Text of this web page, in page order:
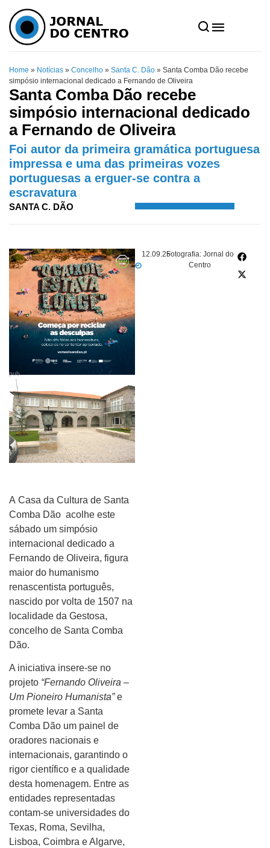
Home » Notícias » Concelho » Santa C. Dão » Santa Comba Dão recebe
simpósio internacional dedicado a Fernando de Oliveira
Santa Comba Dão recebe
simpósio internacional dedicado
a Fernando de Oliveira
Foi autor da primeira gramática portuguesa
impressa e uma das primeiras vozes
portuguesas a erguer-se contra a
escravatura
SANTA C. DÃO
12.09.25Fotografia: Jornal do
Centro
pub
A Casa da Cultura de Santa
Comba Dão acolhe este
sábado um simpósio
internacional dedicado a
Fernando de Oliveira, figura
maior do humanismo
renascentista português,
nascido por volta de 1507 na
localidade da Gestosa,
concelho de Santa Comba
Dão.
A iniciativa insere-se no
projeto “Fernando Oliveira –
Um Pioneiro Humanista”e
promete levar a Santa
Comba Dão um painel de
oradores nacionais e
internacionais, garantindo o
rigor científico e a qualidade
desta homenagem. Entre as
entidades representadas
contam-se universidades do
Texas, Roma, Sevilha,
Lisboa, Coimbra e Algarve,